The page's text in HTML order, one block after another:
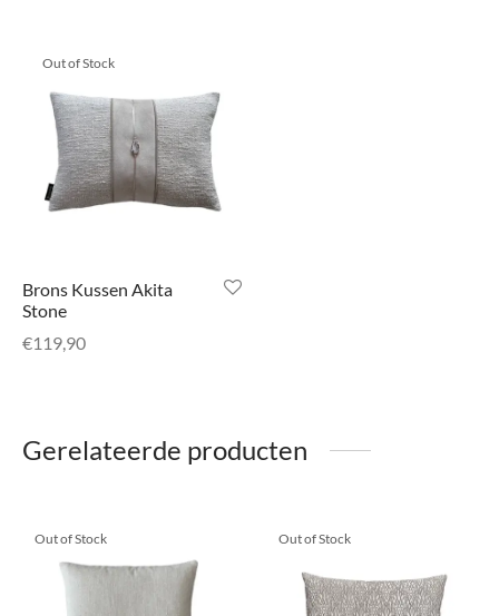
Out of Stock
Brons Kussen Akita
Stone
€119,90
Gerelateerde producten
Out of Stock Out of Stock